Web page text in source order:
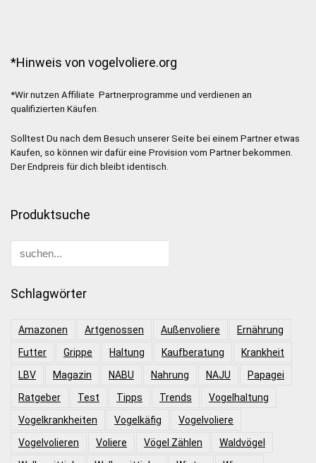
*Hinweis von vogelvoliere.org
*Wir nutzen Affiliate Partnerprogramme und verdienen an
qualifizierten Käufen.
Solltest Du nach dem Besuch unserer Seite bei einem Partner etwas
Kaufen, so können wir dafür eine Provision vom Partner bekommen.
Der Endpreis für dich bleibt identisch.
Produktsuche
Schlagwörter
Amazonen Artgenossen Außenvoliere
Ernährung
Futter
Grippe Haltung Kaufberatung
Krankheit
LBV
Magazin NABU Nahrung NAJU
Papagei
Ratgeber
Test Tipps Trends
Vogelhaltung
Vogelkrankheiten
Vogelkäfig
Vogelvoliere
Vogelvolieren
Voliere Vögel Zählen
Waldvögel